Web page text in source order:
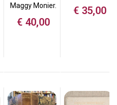
Maggy Monier.
€ 40,00
€ 35,00